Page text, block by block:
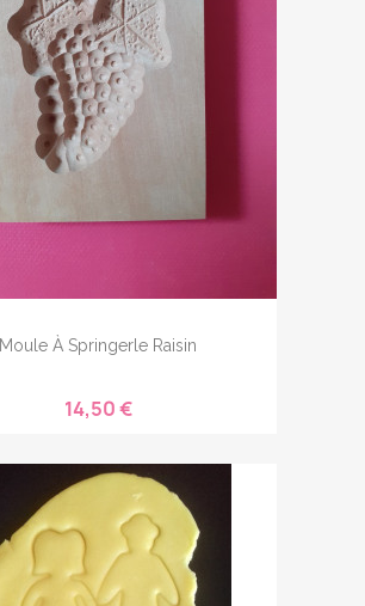
Moule À Springerle Raisin
14,50 €